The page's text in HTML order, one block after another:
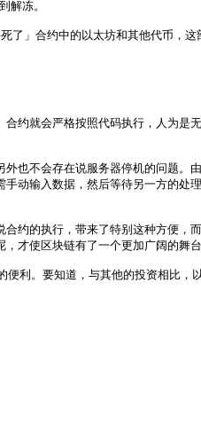
解冻。
合约中的以太坊和其他代币，这
约就会严格按照代码执行，人为是
也不会存在说服务器停机的问题。
动输入数据，然后等待另一方的处
约的执行，带来了特别这种方便，
才使区块链有了一个更加广阔的舞台
便利。要知道，与其他的投资相比